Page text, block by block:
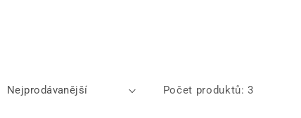
Počet produktů: 3